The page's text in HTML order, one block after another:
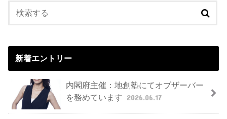
新着エントリー
内閣府主催：地創塾にてオブザーバー
を務めています 2026.06.17